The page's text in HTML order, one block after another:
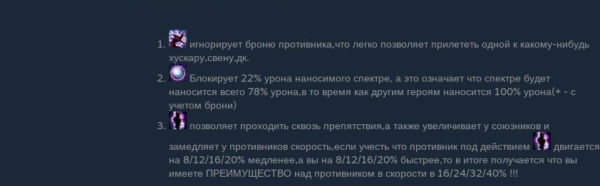
игнорирует броню противника,что легко позволяет прилететь одной к какому-нибудь
хускару,свену,дк.
Блокирует 22% урона наносимого спектре, а это означает что спектре будет
наносится всего 78% урона,в то время как другим героям наносится 100% урона(+ - с
учетом брони)
позволяет проходить сквозь препятствия,а также увеличивает у союзников и
замедляет у противников скорость,если учесть что противник под действием
двигается
на 8/12/16/20% медленее,а вы на 8/12/16/20% быстрее,то в итоге получается что вы
имеете ПРЕИМУЩЕСТВО над противником в скорости в 16/24/32/40% !!!